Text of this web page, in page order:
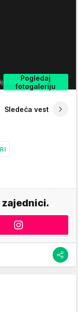
Pogledaj
fotogaleriju
Baošić
Sledeća vest
zajednici.